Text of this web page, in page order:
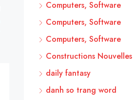
Computers, Software
Computers, Software
Computers, Software
Constructions Nouvelles
daily fantasy
danh so trang word